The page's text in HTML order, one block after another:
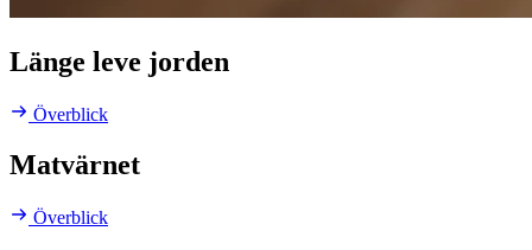
Länge leve jorden
Överblick
Matvärnet
Överblick